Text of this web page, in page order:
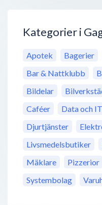
Kategorier i
Apotek Bagerier
Bar & Nattklubb
Bildelar
Caféer
Data och IT
Djurtjänster
Livsmedelsbutiker
Mäklare
Pizzerior
Systembolag